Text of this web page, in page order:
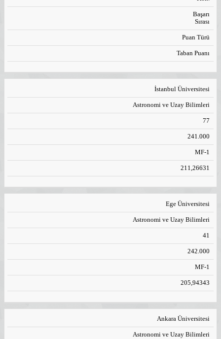
Başarı
Sırası
Puan Türü
Taban Puanı
İstanbul Üniversitesi
Astronomi ve Uzay Bilimleri
77
241.000
MF-1
211,26631
Ege Üniversitesi
Astronomi ve Uzay Bilimleri
41
242.000
MF-1
205,94343
Ankara Üniversitesi
Astronomi ve Uzay Bilimleri